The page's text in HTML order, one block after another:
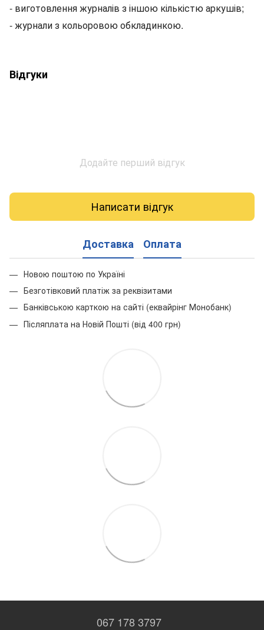
- виготовлення журналів з іншою кількістю аркушів;
- журнали з кольоровою обкладинкою.
Відгуки
Додайте перший відгук
Написати відгук
Доставка Оплата
Новою поштою по Україні
Безготівковий платіж за реквізитами
Банківською карткою на сайті (еквайрінг Монобанк)
Післяплата на Новій Пошті (від 400 грн)
067 178 3797